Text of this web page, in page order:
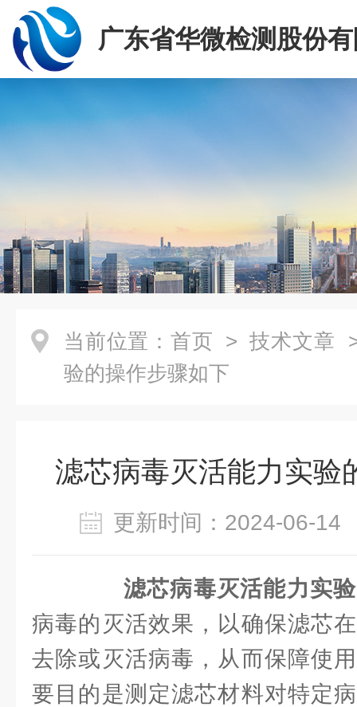
广东省华微检测股份
当前位置： 首页 > 技术文章
验的操作步骤如下
滤芯病毒灭活能力实验
更新时间：2024-06-
滤芯病毒灭活能力实验
病毒的灭活效果，以确保滤芯
去除或灭活病毒，从而保障使
要目的是测定滤芯材料对特定